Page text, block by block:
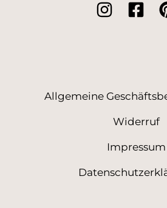
Allgemeine
Widerruf
Impressum